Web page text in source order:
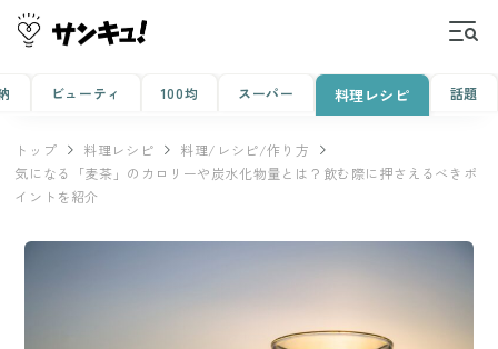
ビューティ 100均 スーパー 料理レシピ 話題
トップ 料理レシピ
料理/レシピ/作り方
気になる「麦茶」のカロリーや炭水化物量とは？飲む際に押さえるべきポ
イントを紹介